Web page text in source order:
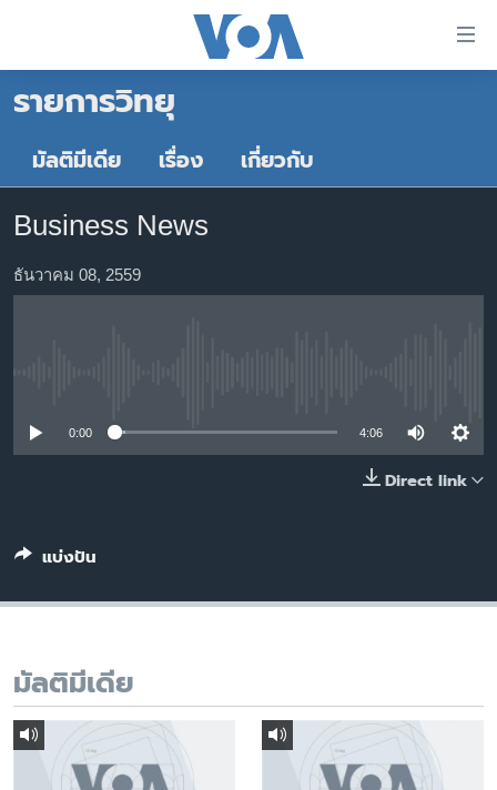
ต่อ
เนื้อหา
ข้าม
ไป
หน้า
การ
ค้นหา
หน้าหลัก
โลก
เอเชีย
สหรัฐฯ
ไทย
ไลฟ์สไตล์
พอดคาสต์
เลือกภาษา
รายการวิทยุ
มัลติมีเดีย เรื่อง เกี่ยวกับ
Business News
ธันวาคม 08, 2559
0:00 4:06
Direct link
แบ่งปัน
มัลติมีเดีย